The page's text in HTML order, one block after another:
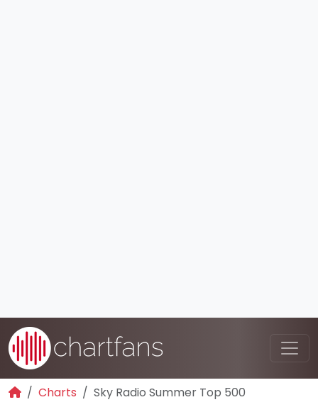
Charts Sky Radio Summer Top 500